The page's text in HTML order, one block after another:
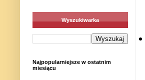
Wyszukiwarka
Najpopularniejsze w ostatnim
miesiącu